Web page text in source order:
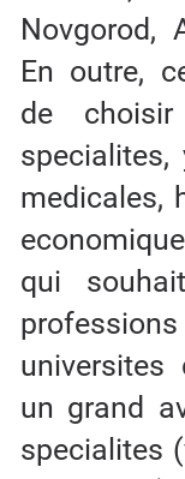
Novgorod,
En outre,
de
medicales,
qui
universites
un grand
specialites